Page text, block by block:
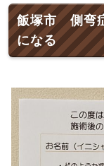
飯塚市 側弯
になる